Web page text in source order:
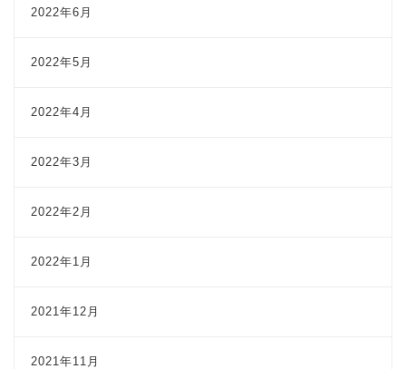
2022年6月
2022年5月
2022年4月
2022年3月
2022年2月
2022年1月
2021年12月
2021年11月